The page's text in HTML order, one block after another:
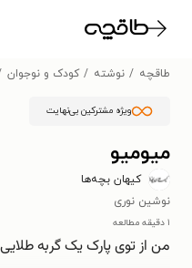
طاقچه نوشته کودک و نوجوان
ویژه مشترکین بی‌نهایت
میومیو
کیهان بچه‌ها
نوشین نوری
۱ دقیقه مطالعه
من از توی پارک یک گربه